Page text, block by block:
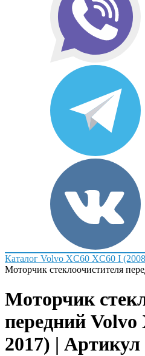
Каталог Volvo XC60 XC60 I
Моторчик стеклоочистителя
Моторчик
передний Volvo
2017) | Артикул